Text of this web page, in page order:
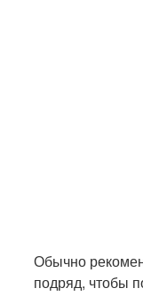
Обычно
подряд, чтобы